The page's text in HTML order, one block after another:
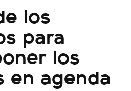
los
para
los
en agenda